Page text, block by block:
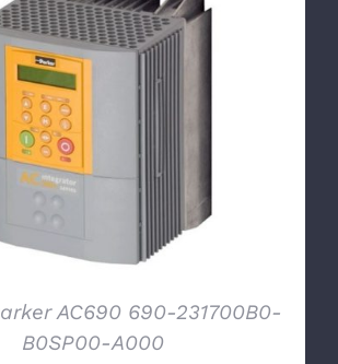
DETTAGLI
AC690 690-231700B0-
B0SP00-A000